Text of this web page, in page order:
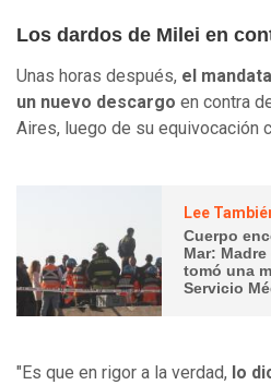
Los dardos de Milei en
Unas horas después, el
un nuevo descargo en contra
Aires, luego de su equivocación
Lee
Cuerpo
Mar:
tomó una
Servicio
"Es que en rigor a la verdad, lo